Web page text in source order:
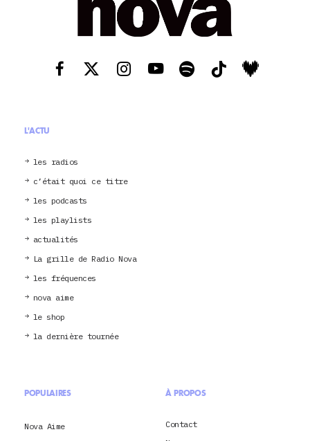
L'ACTU
les radios
c’était quoi ce titre
les podcasts
les playlists
actualités
La grille de Radio Nova
les fréquences
nova aime
le shop
la dernière tournée
POPULAIRES
Nova Aime
À PROPOS
Contact